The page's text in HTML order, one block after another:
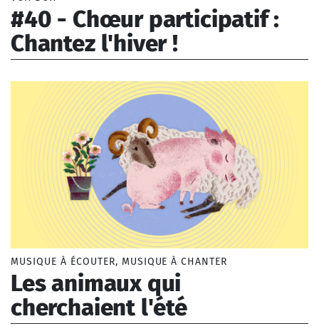
Musique jeune public
Musique savante
Musique populaire
Musique vocale
Musique sacrée
Musique profane
Musique de film
Musique traditionnelle
Musique de circonstance
Musique instrumentale
Période
Moyen-âge
Renaissance
Baroque
Romantique
Moderne
Contemporaine
#40 - Chœur participatif :
Chantez l'hiver !
MUSIQUE À ÉCOUTER, MUSIQUE À CHANTER
Les animaux qui
cherchaient l'été